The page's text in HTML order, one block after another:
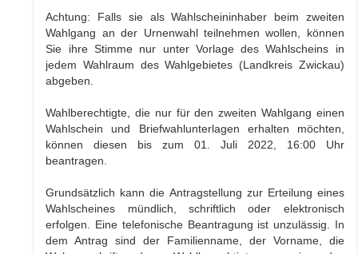
Achtung: Falls sie als Wahlscheininhaber beim zweiten
Wahlgang an der Urnenwahl teilnehmen wollen, können
Sie ihre Stimme nur unter Vorlage des Wahlscheins in
jedem Wahlraum des Wahlgebietes (Landkreis Zwickau)
abgeben.
Wahlberechtigte, die nur für den zweiten Wahlgang einen
Wahlschein und Briefwahlunterlagen erhalten möchten,
können diesen bis zum 01. Juli 2022, 16:00 Uhr
beantragen.
Grundsätzlich kann die Antragstellung zur Erteilung eines
Wahlscheines mündlich, schriftlich oder elektronisch
erfolgen. Eine telefonische Beantragung ist unzulässig. In
dem An­trag sind der Familienname, der Vorname, die